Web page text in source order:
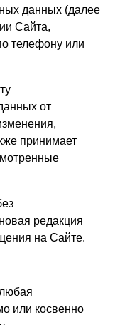
данных (далее
Сайта,
телефону или
от
принимает
редакция
на Сайте.
или косвенно